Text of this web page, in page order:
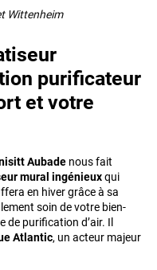
Wittenheim
purificateur
et votre
Aubade nous fait
mural ingénieuxqui
en hiver grâce à sa
soin de votre bien-
purification d’air. Il
Atlantic, un acteur majeur